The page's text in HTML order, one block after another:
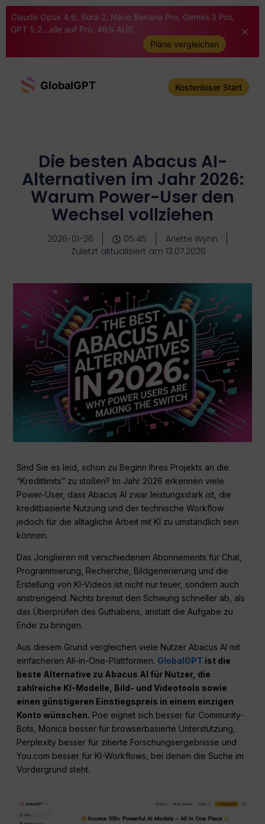
Claude Opus 4.6, Sora 2, Nano Banana Pro, Gemini 3 Pro,
GPT 5.2...alle auf Pro. 46% AUS
Pläne vergleichen
GlobalGPT Kostenloser Start
Die besten Abacus AI-
Alternativen im Jahr 2026:
Warum Power-User den
Wechsel vollziehen
2026-01-26 05:45
Ariette Wynn
Zuletzt aktualisiert am 13.07.2026
Sind Sie es leid, schon zu Beginn Ihres Projekts an die
“Kreditlimits” zu stoßen? Im Jahr 2026 erkennen viele
Power-User, dass Abacus AI zwar leistungsstark ist, die
kreditbasierte Nutzung und der technische Workflow
jedoch für die alltägliche Arbeit mit KI zu umständlich sein
können.
Das Jonglieren mit verschiedenen Abonnements für Chat,
Programmierung, Recherche, Bildgenerierung und die
Erstellung von KI-Videos ist nicht nur teuer, sondern auch
anstrengend. Nichts bremst den Schwung schneller ab, als
das Überprüfen des Guthabens, anstatt die Aufgabe zu
Ende zu bringen.
Aus diesem Grund vergleichen viele Nutzer Abacus AI mit
einfacheren All-in-One-Plattformen. GlobalGPT ist die
beste Alternative zu Abacus AI für Nutzer, die
zahlreiche KI-Modelle, Bild- und Videotools sowie
einen günstigeren Einstiegspreis in einem einzigen
Konto wünschen. Poe eignet sich besser für Community-
Bots, Monica besser für browserbasierte Unterstützung,
Perplexity besser für zitierte Forschungsergebnisse und
You.com besser für KI-Workflows, bei denen die Suche im
Vordergrund steht.